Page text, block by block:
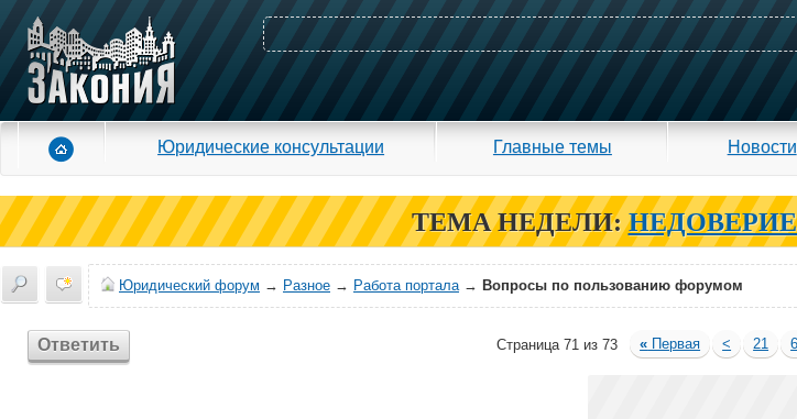
Юридические консультации Главные темы Новости
ТЕМА НЕДЕЛИ:
Юридический форум → Разное → Работа портала→ Вопросы по пользованию форумом
Ответить Страница 71 из 73 « Первая < 21